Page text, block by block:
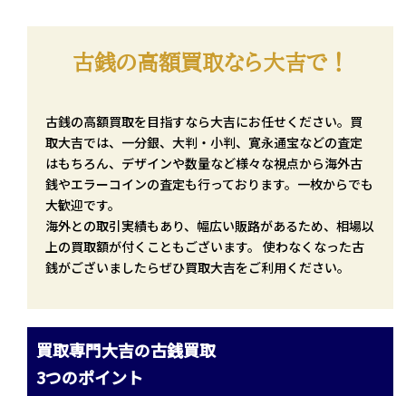
古銭の高額買取なら大吉で！
古銭の高額買取を目指すなら大吉にお任せください。買
取大吉では、一分銀、大判・小判、寛永通宝などの査定
はもちろん、デザインや数量など様々な視点から海外古
銭やエラーコインの査定も行っております。一枚からでも
大歓迎です。
海外との取引実績もあり、幅広い販路があるため、相場以
上の買取額が付くこともございます。 使わなくなった古
銭がございましたらぜひ買取大吉をご利用ください。
買取専門大吉の古銭買取
3つのポイント